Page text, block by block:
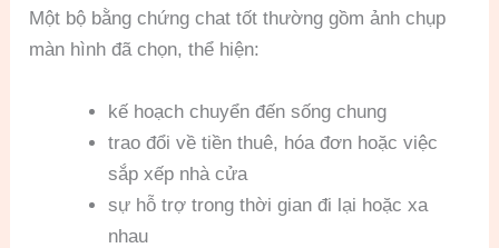
Một bộ bằng chứng chat tốt thường gồm ảnh chụp
màn hình đã chọn, thể hiện:
kế hoạch chuyển đến sống chung
trao đổi về tiền thuê, hóa đơn hoặc việc
sắp xếp nhà cửa
sự hỗ trợ trong thời gian đi lại hoặc xa
nhau